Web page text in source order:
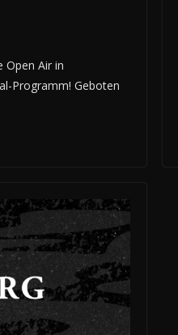
Open Air in
Programm! Geboten